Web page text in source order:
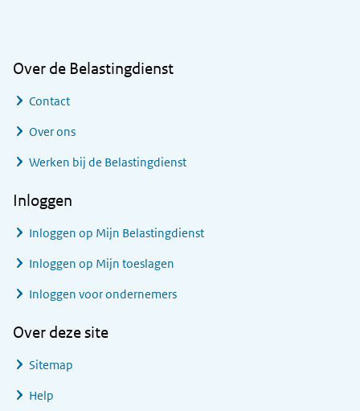
Over de Belastingdienst
Contact
Over ons
Werken bij de Belastingdienst
Inloggen
Inloggen op Mijn Belastingdienst
Inloggen op Mijn toeslagen
Inloggen voor ondernemers
Over deze site
Sitemap
Help